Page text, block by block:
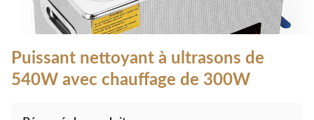
Puissant nettoyant à ultrasons de
540W avec chauffage de 300W